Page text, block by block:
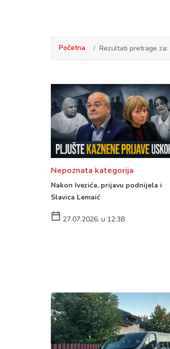
Početna Rezultati pretrage za:
Nepoznata kategorija
Nakon Ivezića, prijavu podnijela i
Slavica Lemaić
27.07.2026. u 12:38